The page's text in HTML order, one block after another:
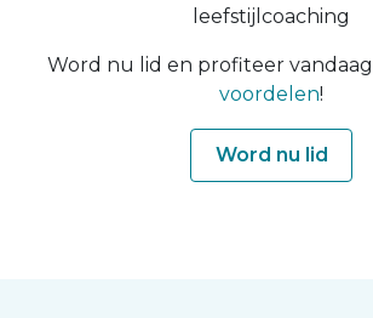
leefstijlcoaching
Word nu lid en profiteer
voordelen!
Word nu lid